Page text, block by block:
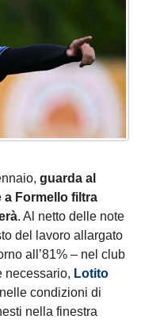
guarda al
Formello filtra
. Al netto delle note
del lavoro allargato
all’81% – nel club
necessario, Lotito
condizioni di
nella finestra